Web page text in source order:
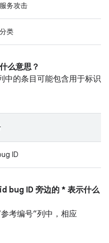
务攻击
类
么意思？
中的条目可能包含用于标识
ID
bug ID 旁边的 * 表示什么
考编号”列中，相应